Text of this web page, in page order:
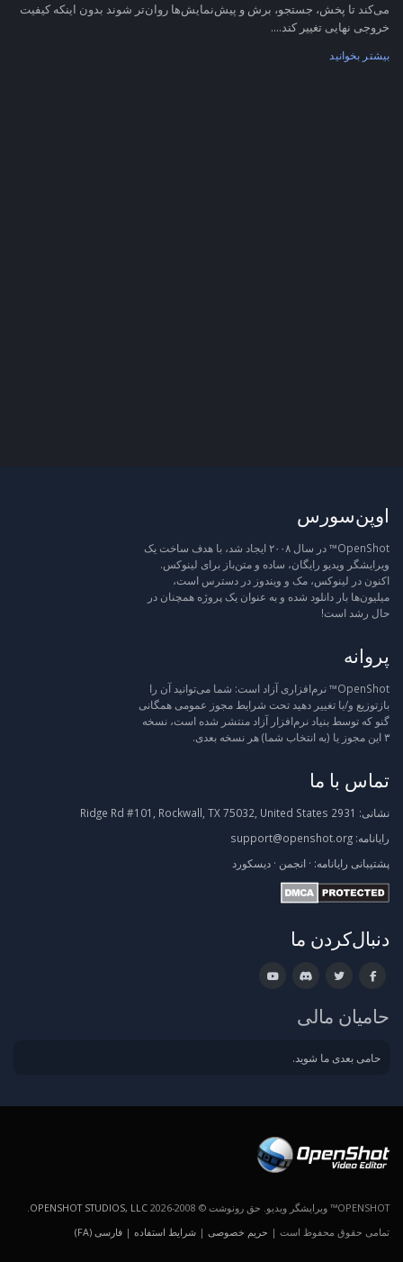
می‌کند تا پخش، جستجو، برش و پیش‌نمایش‌ها روان‌تر شوند بدون اینکه کیفیت
خروجی نهایی تغییر کند....
بیشتر بخوانید
اوپن‌سورس
OpenShot™ در سال ۲۰۰۸ ایجاد شد، با هدف ساخت یک
ویرایشگر ویدیو رایگان، ساده و متن‌باز برای لینوکس.
اکنون در لینوکس، مک و ویندوز در دسترس است،
میلیون‌ها بار دانلود شده و به عنوان یک پروژه همچنان در
حال رشد است!
پروانه
OpenShot™ نرم‌افزاری آزاد است: شما می‌توانید آن را
بازتوزیع و/یا تغییر دهید تحت شرایط مجوز عمومی همگانی
گنو که توسط بنیاد نرم‌افزار آزاد منتشر شده است، نسخه
۳ این مجوز یا (به انتخاب شما) هر نسخه بعدی.
تماس با ما
نشانی:
رایانامه: support@openshot.org
پشتیبانی رایانامه: · انجمن · دیسکورد
دنبال‌کردن ما
حامیان مالی
حامی بعدی ما شوید.
OPENSHOT™ ویرایشگر ویدیو. حق رونوشت © 2008-2026 OPENSHOT STUDIOS, LLC
تمامی حقوق محفوظ است | حریم خصوصی | شرایط استفاده | فارسی (FA)